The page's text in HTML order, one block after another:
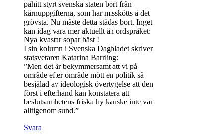
påhitt styrt svenska staten bort från
kärnuppgifterna, som har misskötts å det
grövsta. Nu måste detta städas bort. Inget
kan idag vara mer aktuellt än ordspråket:
Nya kvastar sopar bäst !
I sin kolumn i Svenska Dagbladet skriver
statsvetaren Katarina Barrling:
”Men det är bekymmersamt att vi på
område efter område mött en politik så
besjälad av ideologisk övertygelse att den
först i efterhand kan konstatera att
beslutsamhetens friska hy kanske inte var
alltigenom sund.”
Svara